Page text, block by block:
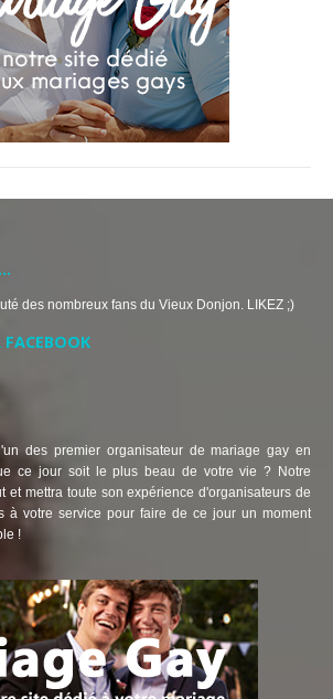
des nombreux fans du Vieux Donjon. LIKEZ ;)
FACEBOOK
des premier organisateur de mariage gay en
ce jour soit le plus beau de votre vie ? Notre
et mettra toute son expérience d'organisateurs de
à votre service pour faire de ce jour un moment
!